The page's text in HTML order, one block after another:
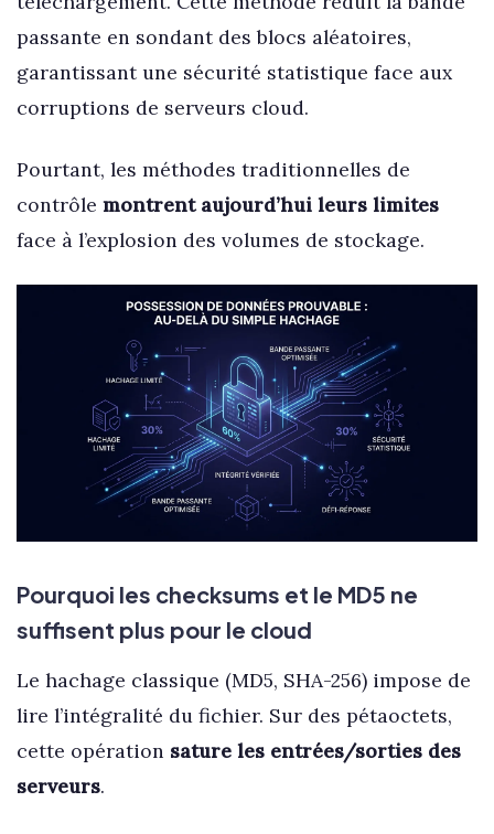
passante en sondant des blocs aléatoires,
garantissant une sécurité statistique face aux
corruptions de serveurs cloud.
Pourtant, les méthodes traditionnelles de
contrôle montrent aujourd’hui leurs limites
face à l’explosion des volumes de stockage.
Pourquoi les checksums et le MD5 ne
suffisent plus pour le cloud
Le hachage classique (MD5, SHA-256) impose de
lire l’intégralité du fichier. Sur des pétaoctets,
cette opération sature les entrées/sorties des
serveurs.